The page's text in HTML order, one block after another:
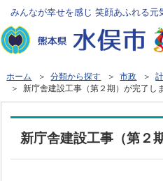
みんなが幸せを感じ 笑顔あふれる元
ホーム ＞分類から探す ＞市政 ＞
＞ 新庁舎建設工事（第２期）が完了し
新庁舎建設工事（第２